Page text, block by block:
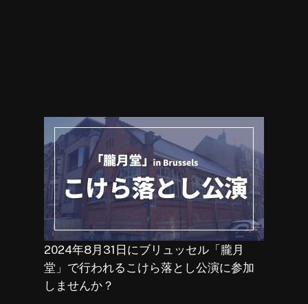
2024年8月31日にブリュッセル「朧月
堂」で行われるこけら落とし公演に参加
しませんか？